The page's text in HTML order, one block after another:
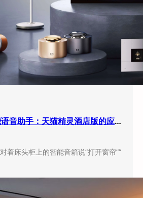
酒店客房引入智能语音助手：天猫精灵酒店版的应用现状与实际效果
着床头柜上的智能音箱说”打开窗帘””